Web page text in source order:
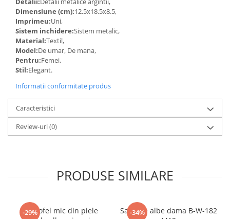
Dimensiune (cm):12.5x18.5x8.5,
Imprimeu:Uni,
Sistem inchidere:Sistem metalic,
Material:Textil,
Model:De umar, De mana,
Pentru:Femei,
Stil:Elegant.
Informatii conformitate produs
Caracteristici
Review-uri(0)
PRODUSE SIMILARE
-29%
Portofel mic din piele
-34%
Sandale albe dama B-W-182